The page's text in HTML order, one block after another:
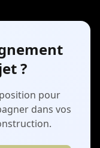
?
pour
dans vos